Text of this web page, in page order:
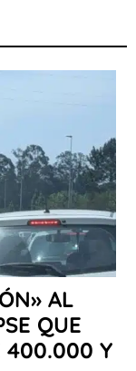
AL
QUE
400.000 Y